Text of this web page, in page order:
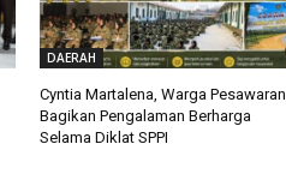
DAERAH
Cyntia Martalena, Warga Pesawaran,
Bagikan Pengalaman Berharga
Selama Diklat SPPI